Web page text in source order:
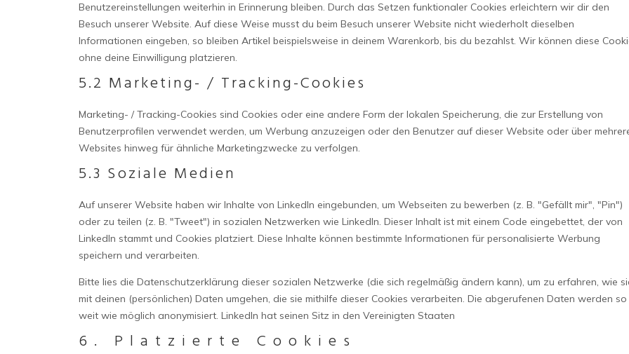
Benutzereinstellungen weiterhin in Erinnerung bleiben. Durch das Setzen funktionaler Cookies erleichtern wir dir den
Besuch unserer Website. Auf diese Weise musst du beim Besuch unserer Website nicht wiederholt dieselben
Informationen eingeben, so bleiben Artikel beispielsweise in deinem Warenkorb, bis du bezahlst. Wir können diese
ohne deine Einwilligung platzieren.
5.2 Marketing- / Tracking-Cookies
Marketing- / Tracking-Cookies sind Cookies oder eine andere Form der lokalen Speicherung, die zur Erstellung von
Benutzerprofilen verwendet werden, um Werbung anzuzeigen oder den Benutzer auf dieser Website oder über
Websites hinweg für ähnliche Marketingzwecke zu verfolgen.
5.3 Soziale Medien
Auf unserer Website haben wir Inhalte von LinkedIn eingebunden, um Webseiten zu bewerben (z. B. "Gefällt mir", "Pin")
oder zu teilen (z. B. "Tweet") in sozialen Netzwerken wie LinkedIn. Dieser Inhalt ist mit einem Code eingebettet, der von
LinkedIn stammt und Cookies platziert. Diese Inhalte können bestimmte Informationen für personalisierte Werbung
speichern und verarbeiten.
Bitte lies die Datenschutzerklärung dieser sozialen Netzwerke (die sich regelmäßig ändern kann), um zu erfahren, wie
mit deinen (persönlichen) Daten umgehen, die sie mithilfe dieser Cookies verarbeiten. Die abgerufenen Daten werden so
weit wie möglich anonymisiert. LinkedIn hat seinen Sitz in den Vereinigten Staaten
6. Platzierte Cookies